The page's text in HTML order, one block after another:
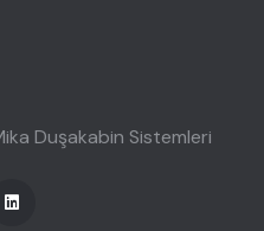
Duşakabin Sistemleri